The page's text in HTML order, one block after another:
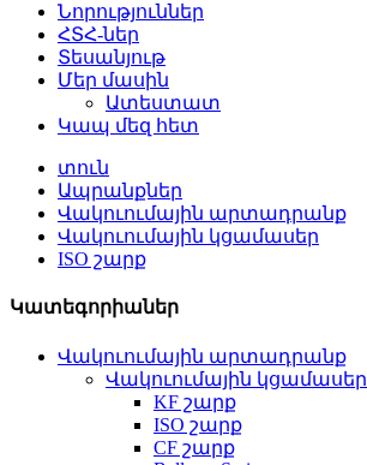
Նորություններ
ՀՏՀ-ներ
Տեսանյութ
Մեր մասին
Ատեստատ
Կապ մեզ հետ
տուն
Ապրանքներ
Վակուումային արտադրանք
Վակուումային կցամասեր
ISO շարք
Կատեգորիաներ
Վակուումային արտադրանք
Վակուումային կցամասեր
KF շարք
ISO շարք
CF շարք